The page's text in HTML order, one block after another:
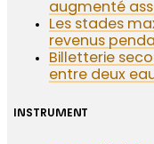
augmenté
Les stades
revenus
Billetterie
entre deux
INSTRUMENT